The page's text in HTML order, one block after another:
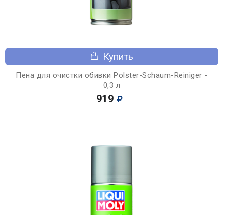
Купить
Пена для очистки обивки Polster-Schaum-Reiniger -
0,3 л
919